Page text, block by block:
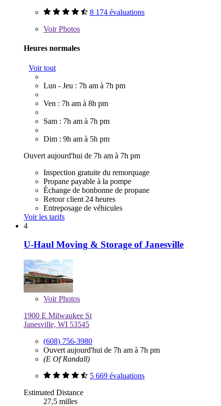
8 174 évaluations
VoirPhotos
Heures normales
Voir tout
Lun - Jeu : 7h am à 7h pm
Ven : 7h am à 8h pm
Sam : 7h am à 7h pm
Dim : 9h am à 5h pm
Ouvert aujourd'hui de 7h am à 7h pm
Inspection gratuite du remorquage
Propane payable à la pompe
Échange de bonbonne de propane
Retour client 24 heures
Entreposage de véhicules
Voir les tarifs
4
U-Haul Moving & Storage of Janesville
VoirPhotos
1900 E Milwaukee St
Janesville, WI 53545
(608) 756-3980
Ouvert aujourd'hui de 7h am à 7h pm
(E Of Randall)
5 669 évaluations
Estimated Distance
27,5 milles